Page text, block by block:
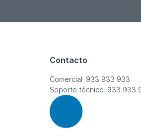
Contacto
Comercial: 933 933 933
Soporte técnico: 933 933